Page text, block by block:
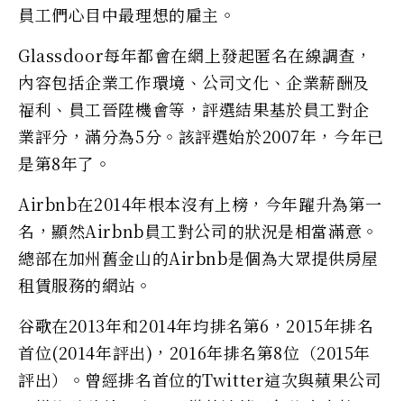
員工們心目中最理想的雇主。
Glassdoor每年都會在網上發起匿名在線調查，
內容包括企業工作環境、公司文化、企業薪酬及
福利、員工晉陞機會等，評選結果基於員工對企
業評分，滿分為5分。該評選始於2007年，今年已
是第8年了。
Airbnb在2014年根本沒有上榜，今年躍升為第一
名，顯然Airbnb員工對公司的狀況是相當滿意。
總部在加州舊金山的Airbnb是個為大眾提供房屋
租賃服務的網站。
谷歌在2013年和2014年均排名第6，2015年排名
首位(2014年評出)，2016年排名第8位（2015年
評出）。曾經排名首位的Twitter這次與蘋果公司